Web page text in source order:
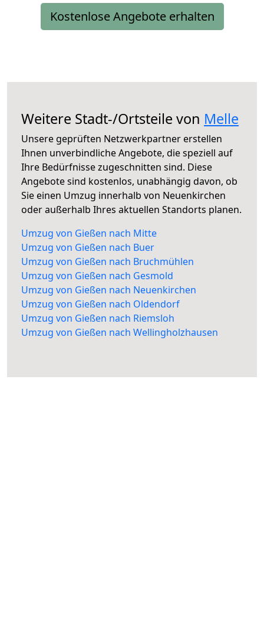
Kostenlose Angebote erhalten
Weitere Stadt-/Ortsteile von Melle
Unsere geprüften Netzwerkpartner erstellen
Ihnen unverbindliche Angebote, die speziell auf
Ihre Bedürfnisse zugeschnitten sind. Diese
Angebote sind kostenlos, unabhängig davon, ob
Sie einen Umzug innerhalb von Neuenkirchen
oder außerhalb Ihres aktuellen Standorts planen.
Umzug von Gießen nach Mitte
Umzug von Gießen nach Buer
Umzug von Gießen nach Bruchmühlen
Umzug von Gießen nach Gesmold
Umzug von Gießen nach Neuenkirchen
Umzug von Gießen nach Oldendorf
Umzug von Gießen nach Riemsloh
Umzug von Gießen nach Wellingholzhausen